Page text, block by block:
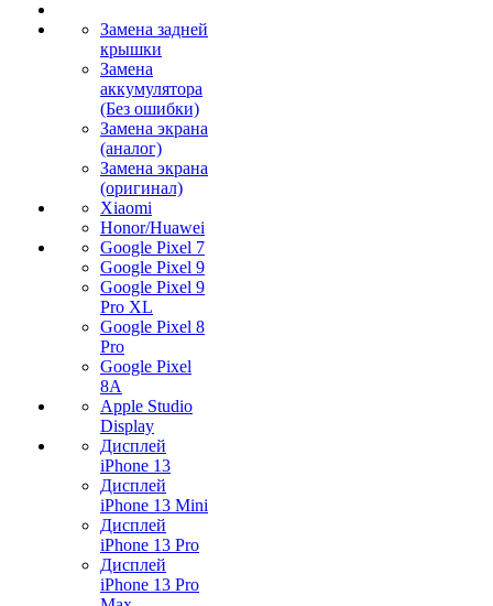
Замена задней
крышки
Замена
аккумулятора
(Без ошибки)
Замена экрана
(аналог)
Замена экрана
(оригинал)
Xiaomi
Honor/Huawei
Google Pixel 7
Google Pixel 9
Google Pixel 9
Pro XL
Google Pixel 8
Pro
Google Pixel
8A
Apple Studio
Display
Дисплей
iPhone 13
Дисплей
iPhone 13 Mini
Дисплей
iPhone 13 Pro
Дисплей
iPhone 13 Pro